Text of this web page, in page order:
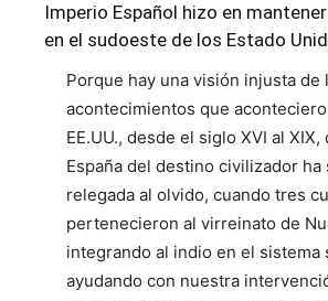
Imperio Español hizo en
en el sudoeste de los Estado
Porque hay una visión injusta de
acontecimientos que
EE.UU., desde el siglo XVI al XIX,
España del destino civilizador ha
relegada al olvido, cuando tres
pertenecieron al virreinato de
integrando al indio en el sistema
ayudando con nuestra